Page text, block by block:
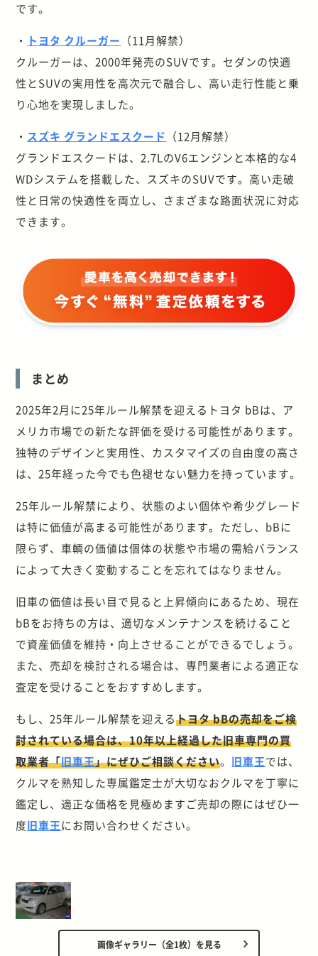
です。
・ トヨタ クルーガー （11月解禁）
クルーガーは、2000年発売のSUVです。セダンの快適
性とSUVの実用性を高次元で融合し、高い走行性能と乗
り心地を実現しました。
・ スズキ グランドエスクード （12月解禁）
グランドエスクードは、2.7LのV6エンジンと本格的な4
WDシステムを搭載した、スズキのSUVです。高い走破
性と日常の快適性を両立し、さまざまな路面状況に対応
できます。
まとめ
2025年2月に25年ルール解禁を迎えるトヨタ bBは、ア
メリカ市場での新たな評価を受ける可能性があります。
独特のデザインと実用性、カスタマイズの自由度の高さ
は、25年経った今でも色褪せない魅力を持っています。
25年ルール解禁により、状態のよい個体や希少グレード
は特に価値が高まる可能性があります。ただし、bBに
限らず、車輌の価値は個体の状態や市場の需給バランス
によって大きく変動することを忘れてはなりません。
旧車の価値は長い目で見ると上昇傾向にあるため、現在
bBをお持ちの方は、適切なメンテナンスを続けること
で資産価値を維持・向上させることができるでしょう。
また、売却を検討される場合は、専門業者による適正な
査定を受けることをおすすめします。
もし、25年ルール解禁を迎えるトヨタ bBの売却をご検
討されている場合は、10年以上経過した旧車専門の買
取業者「旧車王」にぜひご相談ください。 旧車王では、
クルマを熟知した専属鑑定士が大切なおクルマを丁寧に
鑑定し、適正な価格を見極めますご売却の際にはぜひ一
度旧車王にお問い合わせください。
画像ギャラリー（全1枚）を見る